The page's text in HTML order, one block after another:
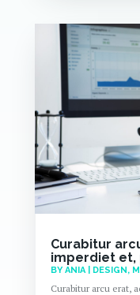
Curabitur
imperdiet
BYANIA| DESIGN,
Curabitur arcu erat,